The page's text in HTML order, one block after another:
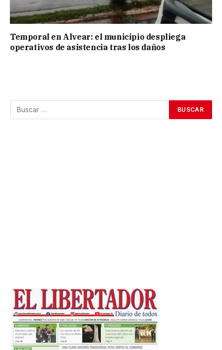
Temporal en Alvear: el municipio despliega
operativos de asistencia tras los daños